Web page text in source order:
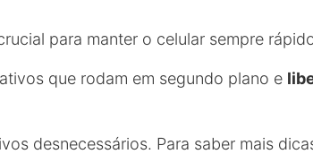
para manter o celular sempre
que rodam em segundo plano e
desnecessários. Para saber mais